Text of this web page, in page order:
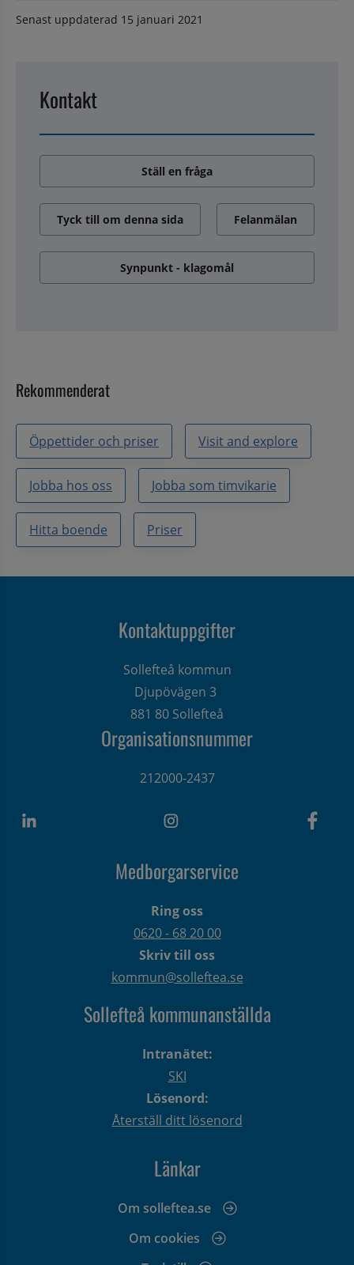
Senast uppdaterad 15 januari 2021
Kontakt
Ställ en fråga
Tyck till om denna sida Felanmälan
Synpunkt - klagomål
Rekommenderat
Öppettider och priser Visit and explore
Jobba hos oss Jobba som timvikarie
Hitta boende Priser
Kontaktuppgifter
Sollefteå kommun
Djupövägen 3
881 80 Sollefteå
Organisationsnummer
212000-2437
Medborgarservice
Ring oss
0620 - 68 20 00
Skriv till oss
kommun@solleftea.se
Sollefteå kommunanställda
Intranätet:
SKI
Lösenord:
Återställ ditt lösenord
Länkar
Om solleftea.se
Om cookies